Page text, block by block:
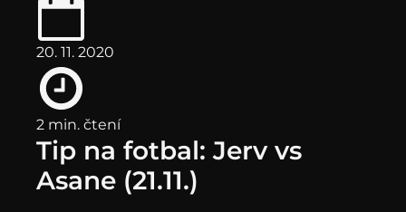
20. 11. 2020
2 min. čtení
Tip na fotbal: Jerv vs
Asane (21.11.)